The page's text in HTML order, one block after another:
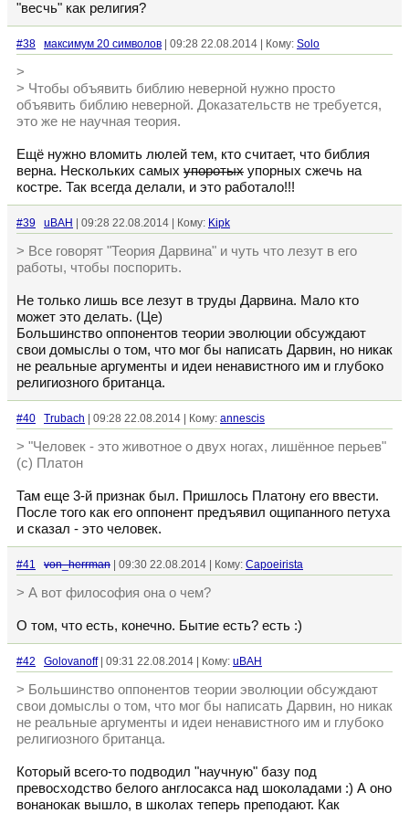
"весчь" как религия?
#38 максимум 20 символов | 09:28 22.08.2014 | Кому: Solo
>
> Чтобы объявить библию неверной нужно просто
объявить библию неверной. Доказательств не требуется,
это же не научная теория.
Ещё нужно вломить люлей тем, кто считает, что библия
верна. Нескольких самых упоротых упорных сжечь на
костре. Так всегда делали, и это работало!!!
#39 uBAH | 09:28 22.08.2014 | Кому: Kipk
> Все говорят "Теория Дарвина" и чуть что лезут в его
работы, чтобы поспорить.
Не только лишь все лезут в труды Дарвина. Мало кто
может это делать. (Це)
Большинство оппонентов теории эволюции обсуждают
свои домыслы о том, что мог бы написать Дарвин, но никак
не реальные аргументы и идеи ненавистного им и глубоко
религиозного британца.
#40 Trubach | 09:28 22.08.2014 | Кому: annescis
> "Человек - это животное о двух ногах, лишённое перьев"
(c) Платон
Там еще 3-й признак был. Пришлось Платону его ввести.
После того как его оппонент предъявил ощипанного петуха
и сказал - это человек.
#41 von_herrman | 09:30 22.08.2014 | Кому: Capoeirista
> А вот философия она о чем?
О том, что есть, конечно. Бытие есть? есть :)
#42 Golovanoff| 09:31 22.08.2014 | Кому: uBAH
> Большинство оппонентов теории эволюции обсуждают
свои домыслы о том, что мог бы написать Дарвин, но никак
не реальные аргументы и идеи ненавистного им и глубоко
религиозного британца.
Который всего-то подводил "научную" базу под
превосходство белого англосакса над шоколадами :) А оно
вонанокак вышло, в школах теперь преподают. Как